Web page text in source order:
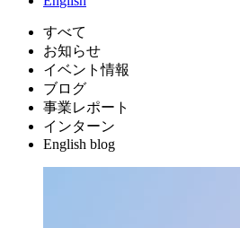
すべて
お知らせ
イベント情報
ブログ
事業レポート
インターン
English blog